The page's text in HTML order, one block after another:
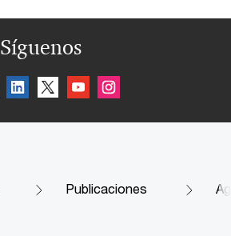
Síguenos
Publicaciones